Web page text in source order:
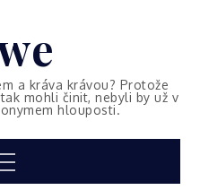
a kráva krávou? Protože
mohli činit, nebyli by už v
hlouposti.